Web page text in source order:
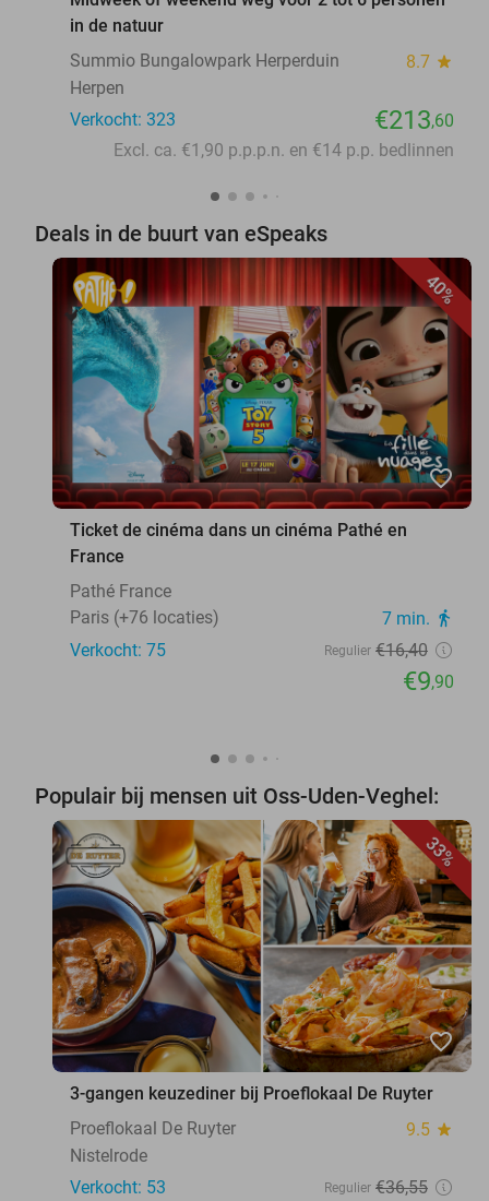
in de natuur
Summio Bungalowpark Herperduin
8.7 star
Herpen
Verkocht: 323
€213,60
Excl. ca. €1,90 p.p.p.n. en €14 p.p. bedlinnen
Deals in de buurt van eSpeaks
40%
favorite_border
Ticket de cinéma dans un cinéma Pathé en
France
Pathé France
Paris (+76 locaties)
7 min. directions_walk
Verkocht: 75 Regulier €16,40
€9,90
Populair bij mensen uit Oss-Uden-Veghel:
33%
favorite_border
3-gangen keuzediner bij Proeflokaal De Ruyter
Proeflokaal De Ruyter
9.5 star
Nistelrode
Verkocht: 53
Regulier €36,55